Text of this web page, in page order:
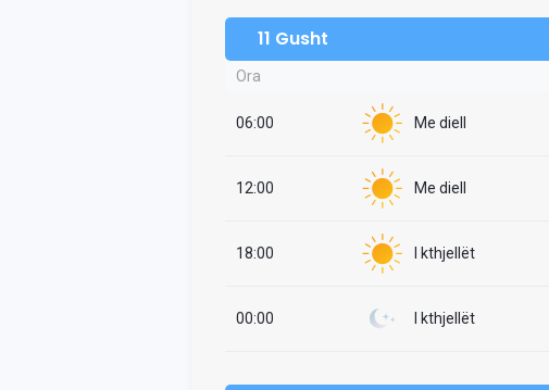
11 Gusht
Ora
06:00 Me diell
12:00 Me diell
18:00 I kthjellët
00:00 I kthjellët